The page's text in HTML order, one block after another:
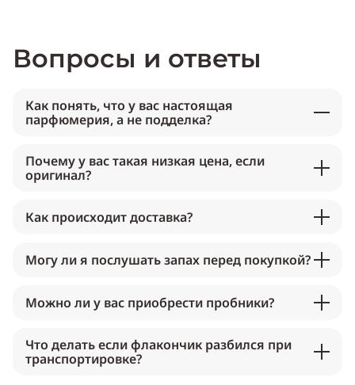
Вопросы и ответы
Как понять, что у вас настоящая
парфюмерия, а не подделка?
Почему у вас такая низкая цена, если
оригинал?
Как происходит доставка?
Могу ли я послушать запах перед покупкой?
Можно ли у вас приобрести пробники?
Что делать если флакончик разбился при
транспортировке?